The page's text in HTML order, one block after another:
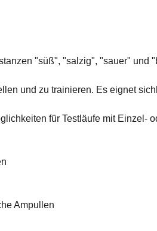
"süß", "salzig", "sauer" und
und zu trainieren. Es eignet
für Testläufe mit Einzel-
Ampullen